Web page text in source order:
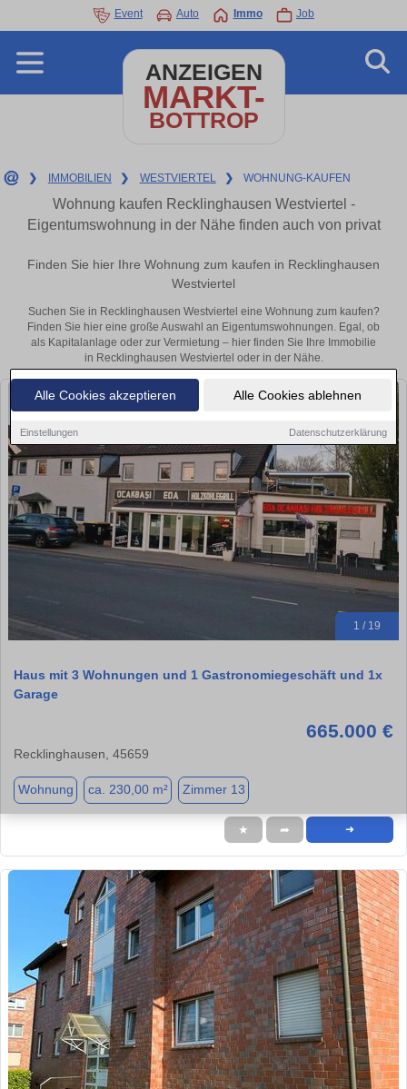
Alle Cookies akzeptieren Alle Cookies ablehnen
Einstellungen Datenschutzerklärung
Event Auto Immo Job
ANZEIGEN
MARKT-
BOTTROP
❯ IMMOBILIEN ❯ WESTVIERTEL ❯ WOHNUNG-KAUFEN
Wohnung kaufen Recklinghausen Westviertel -
Eigentumswohnung in der Nähe finden auch von privat
Finden Sie hier Ihre Wohnung zum kaufen in Recklinghausen
Westviertel
Suchen Sie in Recklinghausen Westviertel eine Wohnung zum kaufen?
Finden Sie hier eine große Auswahl an Eigentumswohnungen. Egal, ob
als Kapitalanlage oder zur Vermietung – hier finden Sie Ihre Immobilie
in Recklinghausen Westviertel oder in der Nähe.
1 / 19
Haus mit 3 Wohnungen und 1 Gastronomiegeschäft und 1x
Garage
665.000 €
Recklinghausen, 45659
Wohnung ca. 230,00 m² Zimmer 13
★ ➦ ➜